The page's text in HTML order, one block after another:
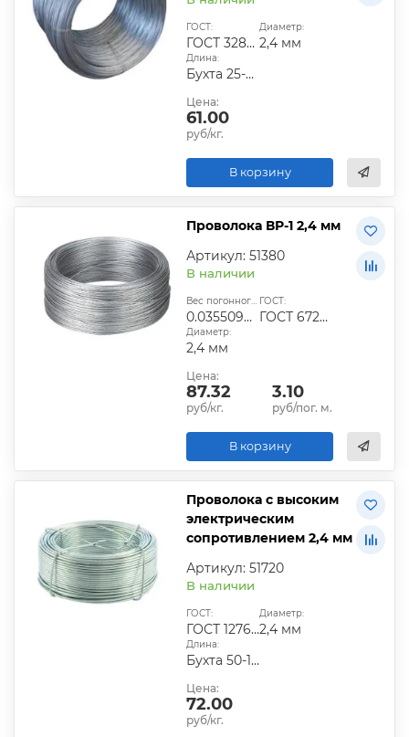
ГОСТ:
ГОСТ 3282-74
Диаметр:
2,4 мм
Длина:
Бухта 25-40 кг
Цена:
61.00
руб/кг.
В корзину
Проволока ВР-1 2,4 мм
Артикул: 51380
В наличии
Вес погонного метра, кг:
0.03550996
ГОСТ:
ГОСТ 6727-80
Диаметр:
2,4 мм
Цена:
87.32
руб/кг.
3.10
руб/пог. м.
В корзину
Проволока с высоким
электрическим
сопротивлением 2,4 мм
Артикул: 51720
В наличии
ГОСТ:
ГОСТ 12766.1-90
Диаметр:
2,4 мм
Длина:
Бухта 50-100 кг
Цена:
72.00
руб/кг.